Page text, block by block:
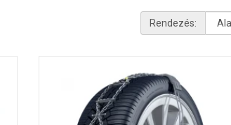
Rendezés: